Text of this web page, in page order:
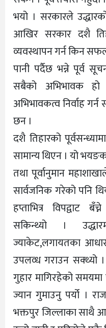
भयो । सरकारले
आखिर सरकार दशै
व्यवस्थापन गर्न किन
पानी पर्दैछ भन्ने पूर्व
सबैको अभिभावक
अभिभावकत्व निर्वाह
छन ।
दशै तिहारको
सामान्य थिएन । यो
तथा पूर्वानुमान
सार्वजनिक गरेको पनि
हप्ताभित्र विपद्वाट
सकिन्थ्यो ।
ज्याकेट,लगायतका
उपलव्ध गराउन सक्थ्यो
गुहार मागिरहेको
ज्यान गुमाउनु पर्यो ।
भक्तपुर जिल्लाका साथै